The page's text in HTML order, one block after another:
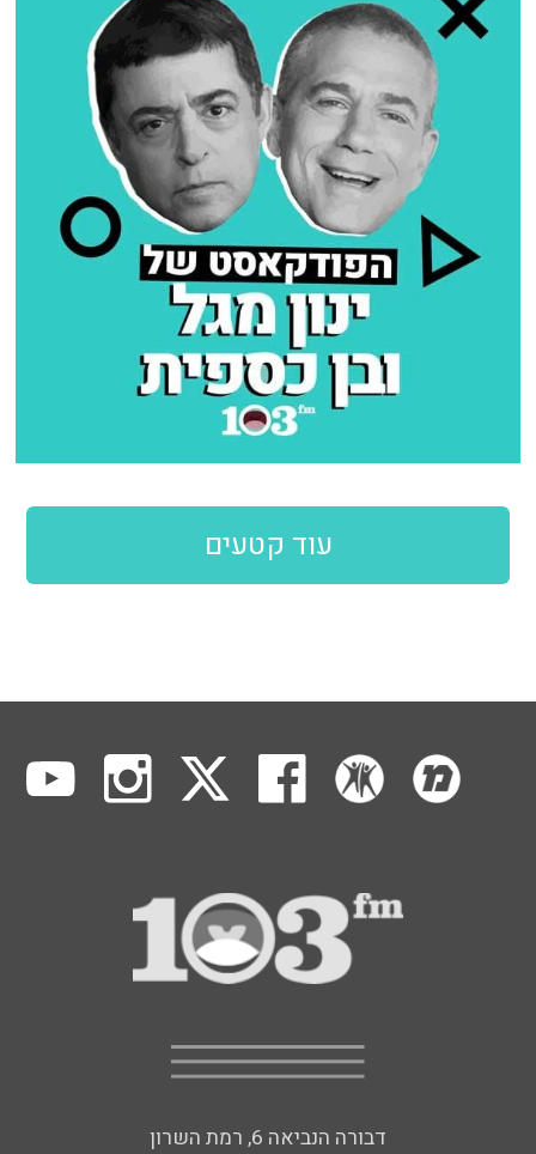
עוד קטעים
דבורה הנביאה 6, רמת השרון